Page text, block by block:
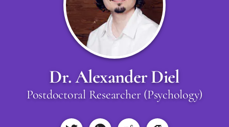
Dr. Alexander Diel
Postdoctoral Researcher (Psychology)